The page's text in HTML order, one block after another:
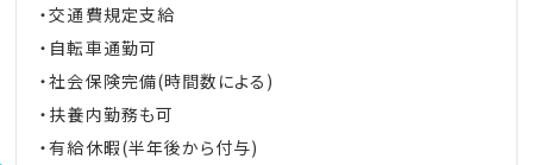
・交通費規定支給
・自転車通勤可
・社会保険完備(時間数による)
・扶養内勤務も可
・有給休暇(半年後から付与)